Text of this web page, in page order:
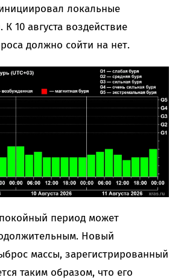
локальные
10 августа воздействие
должно сойти на нет.
период может
Новый
массы, зарегистрированный
таким образом, что его